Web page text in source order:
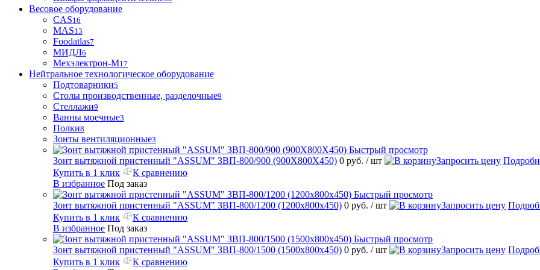
Весовое оборудование
CAS16
MAS13
Foodatlas7
МИДЛ6
Мехэлектрон-М17
Нейтральное технологическое оборудование
Подтоварники5
Столы производственные, разделочные9
Стеллажи9
Ванны моечные3
Полки8
Зонты вентиляционные3
Быстрый просмотр
Зонт вытяжной пристенный "ASSUM" ЗВП-800/900 (900Х800Х450) 0 руб. / шт Запросить цену
Купить в 1 клик
К сравнению
В избранное Под заказ
Быстрый просмотр
Зонт вытяжной пристенный "ASSUM" ЗВП-800/1200 (1200х800х450) 0 руб. / шт Запросить цену
Купить в 1 клик
К сравнению
В избранное Под заказ
Быстрый просмотр
Зонт вытяжной пристенный "ASSUM" ЗВП-800/1500 (1500х800х450) 0 руб. / шт Запросить цену
Купить в 1 клик
К сравнению